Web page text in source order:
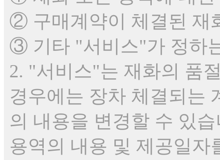
② 구매계약이 체결된 재
③ 기타 "서비스"가 정하
2. "서비스"는 재화의 품
경우에는 장차 체결되는
의 내용을 변경할 수 있
용역의 내용 및 제공일자